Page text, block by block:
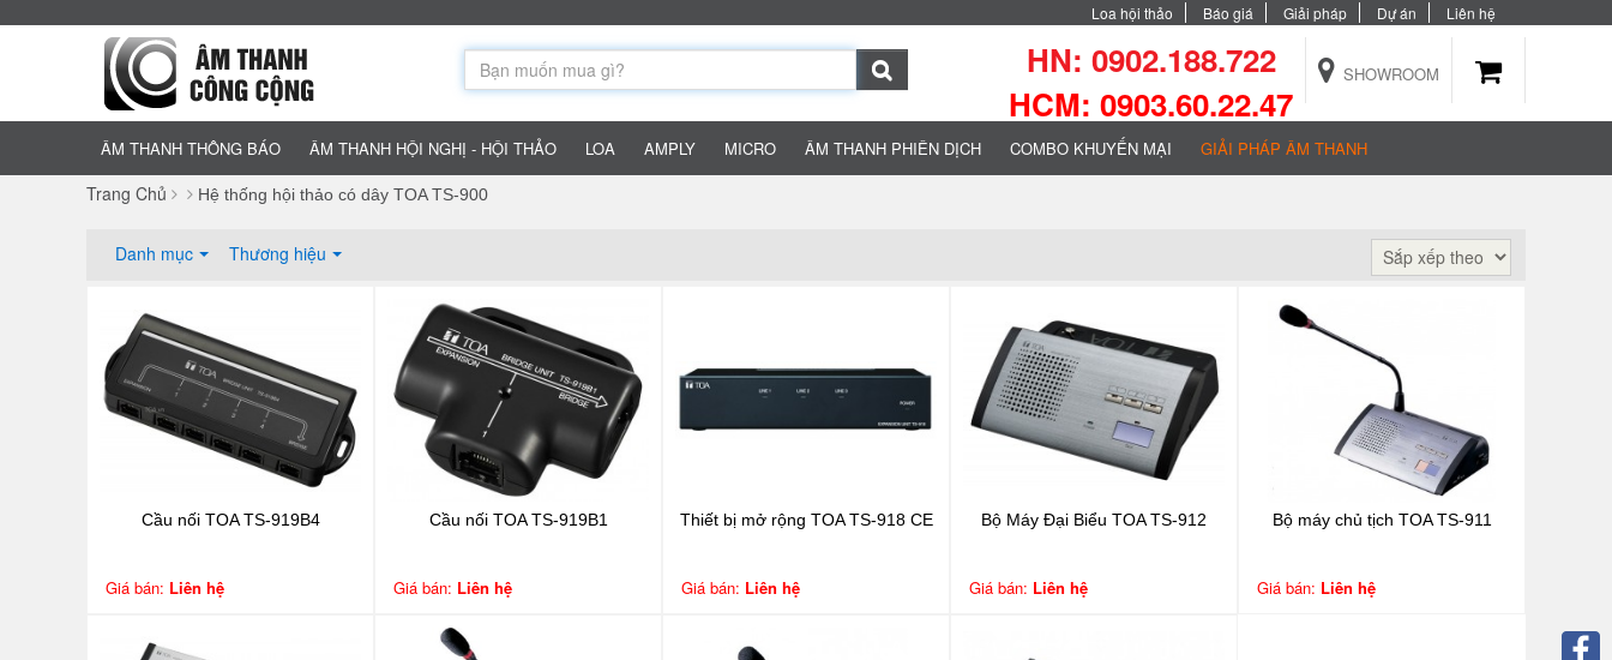
Loa hội thảo Báo giá Giải pháp Dự án Liên hệ
HN: 0902.188.722
HCM: 0903.60.22.47
SHOWROOM
ÂM THANH THÔNG BÁO ÂM THANH HỘI NGHỊ - HỘI THẢO LOA AMPLY MICRO ÂM THANH PHIÊN DỊCH COMBO KHUYẾN MẠI GIẢI PHÁP ÂM THANH
Trang Chủ Hệ thống hội thảo có dây TOA TS-900
Danh mục Thương hiệu
Cầu nối TOA TS-919B4
Giá bán: Liên hệ
Cầu nối TOA TS-919B1
Giá bán: Liên hệ
Thiết bị mở rộng TOA TS-918 CE
Giá bán: Liên hệ
Bộ Máy Đại Biểu TOA TS-912
Giá bán: Liên hệ
Bộ máy chủ tịch TOA TS-911
Giá bán: Liên hệ